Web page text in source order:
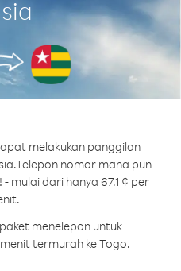
melakukan panggilan
Telepon nomor mana pun
mulai dari hanya 67.1 ¢ per
menelepon untuk
termurah ke Togo.